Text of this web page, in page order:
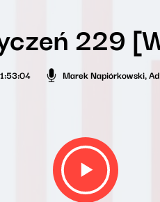
229
Marek Napiórkowski,